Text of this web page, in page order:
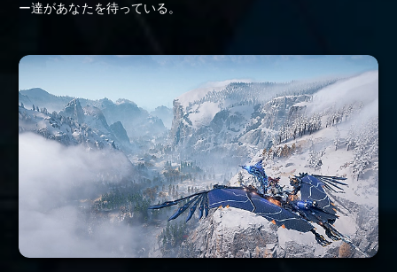
ー達があなたを待っている。